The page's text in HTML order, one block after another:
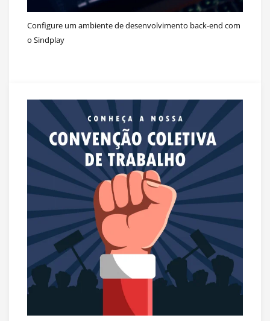
Configure um ambiente de desenvolvimento back-end com
o Sindplay